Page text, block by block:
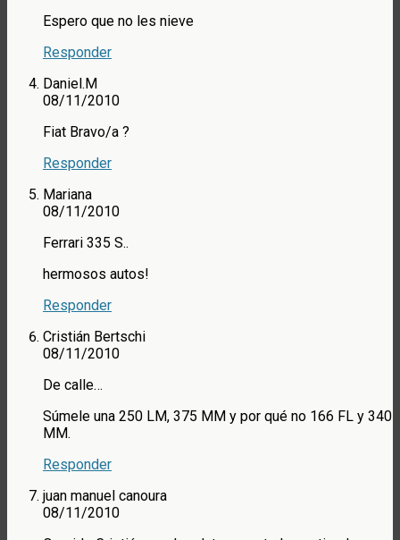
Espero que no les nieve
Responder
Daniel.M
08/11/2010
Fiat Bravo/a ?
Responder
Mariana
08/11/2010
Ferrari 335 S..
hermosos autos!
Responder
Cristián Bertschi
08/11/2010
De calle…
Súmele una 250 LM, 375 MM y por qué no 166 FL y 340
MM.
Responder
juan manuel canoura
08/11/2010